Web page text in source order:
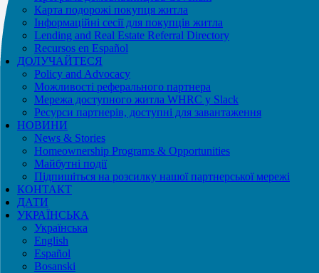
Карта подорожі покупця житла
Інформаційні сесії для покупців житла
Lending and Real Estate Referral Directory
Recursos en Español
ДОЛУЧАЙТЕСЯ
Policy and Advocacy
Можливості реферального партнера
Мережа доступного житла WHRC у Slack
Ресурси партнерів, доступні для завантаження
НОВИНИ
News & Stories
Homeownership Programs & Opportunities
Майбутні події
Підпишіться на розсилку нашої партнерської мережі
КОНТАКТ
ДАТИ
УКРАЇНСЬКА
Українська
English
Español
Bosanski